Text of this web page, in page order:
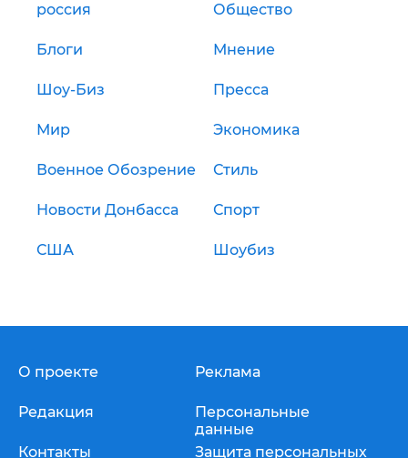
россия Общество
Блоги Мнение
Шоу-Биз Пресса
Мир Экономика
Военное Обозрение Стиль
Новости Донбасса Спорт
США Шоубиз
О проекте
Редакция
Контакты
Реклама
Персональные
данные
Защита персональных